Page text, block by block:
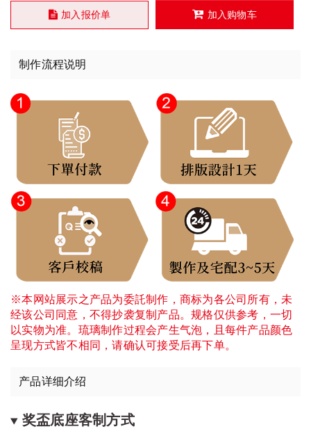
加入报价单 加入购物车
制作流程说明
※本网站展示之产品为委託制作，商标为各公司所有，未
经该公司同意，不得抄袭复制产品。规格仅供参考，一切
以实物为准。琉璃制作过程会产生气泡，且每件产品颜色
呈现方式皆不相同，请确认可接受后再下单。
产品详细介绍
奖盃底座客制方式